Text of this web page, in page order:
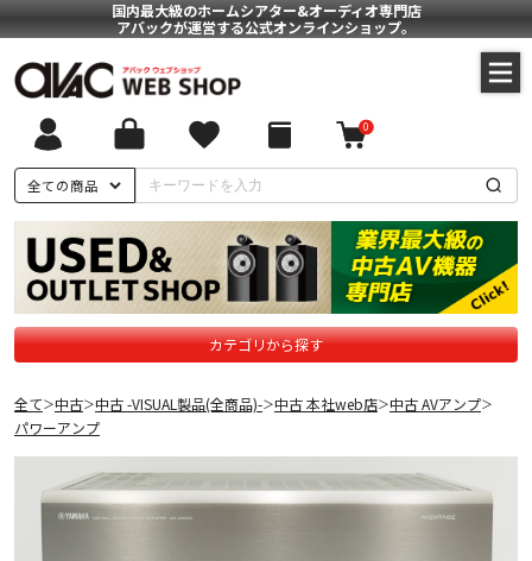
国内最大級のホームシアター&オーディオ専門店
アバックが運営する公式オンラインショップ。
全ての商品
0
カテゴリから探す
全て＞中古＞中古 -VISUAL製品(全商品)-＞中古 本社web店＞中古 AVアンプ＞
パワーアンプ